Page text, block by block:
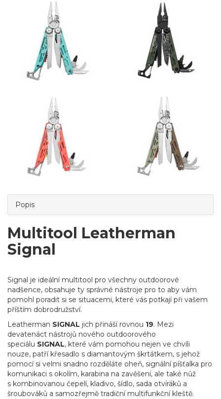
Popis
Multitool Leatherman
Signal
Signal je ideální multitool pro všechny outdoorové
nadšence, obsahuje ty správné nástroje pro to aby vám
pomohl poradit si se situacemi, které vás potkají při vašem
příštím dobrodružství.
Leatherman SIGNAL jich přináší rovnou 19. Mezi
devatenáct nástrojů nového outdoorového
speciálu SIGNAL, které vám pomohou nejen ve chvíli
nouze, patří křesadlo s diamantovým škrtátkem, s jehož
pomocí si velmi snadno rozděláte oheň, signální píšťalka pro
komunikaci s okolím, karabina na zavěšení, ale také nůž
s kombinovanou čepelí, kladivo, šídlo, sada otvíráků a
šroubováků a samozřejmě tradiční multifunkční kleště.